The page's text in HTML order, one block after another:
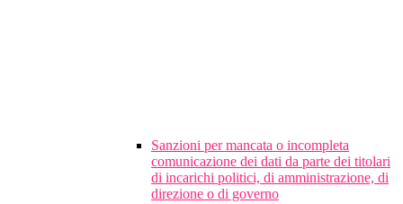
Sanzioni per mancata o incompleta
comunicazione dei dati da parte dei titolari
di incarichi politici, di amministrazione, di
direzione o di governo